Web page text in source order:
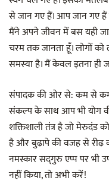
से जान गए हैं। आप जान गए हैं
मैंने अपने जीवन में बस यही
चरम तक जानता हूँ। लोगों
समस्या है। मैं केवल इतना ही
संपादक की ओर से: कम से कम
संकल्प के साथ आप भी योग
शक्तिशाली तंत्र है जो मेरुदंड
है और बुढ़ापे की वजह से रीढ़
नमस्कार सद्‌गुरु एप्प पर भी
नहीं किया, तो अभी करें!